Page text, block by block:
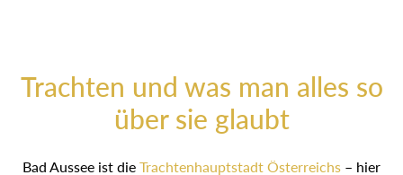
Trachten und was man alles so
über sie glaubt
Bad Aussee ist die Trachtenhauptstadt Österreichs – hier